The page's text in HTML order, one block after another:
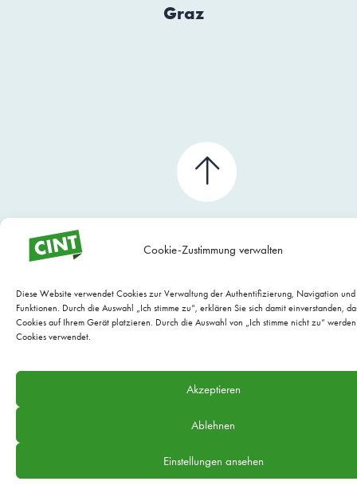
Cookie-Zustimmung verwalten
Diese Website verwendet Cookies zur Verwaltung der Authentifizierung, Navigation
Funktionen. Durch die Auswahl „Ich stimme zu“, erklären Sie sich damit einverstanden,
Cookies auf Ihrem Gerät platzieren. Durch die Auswahl von „Ich stimme nicht zu“
Cookies verwendet.
Akzeptieren
Ablehnen
Einstellungen ansehen
Graz